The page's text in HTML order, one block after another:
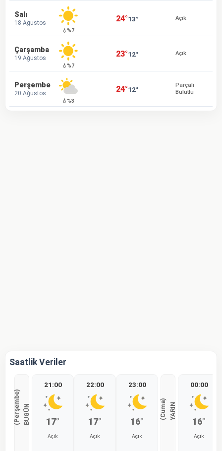
Salı
18 Ağustos
💧%7
24°13° Açık
Çarşamba
19 Ağustos
💧%7
23°12° Açık
Perşembe
20 Ağustos
💧%3
24°12°
Parçalı
Bulutlu
Saatlik Veriler
B
U
G
Ü
N
(
P
e
r
ş
e
m
b
e
)
21:00
17°
Açık
22:00
17°
Açık
23:00
16°
Açık
Y
A
R
I
N
(
C
u
m
a
)
00:00
16°
Açık